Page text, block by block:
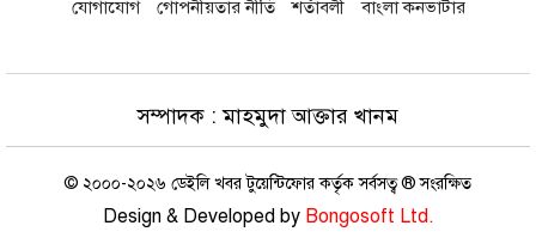
নিয়ে যা বলল জ্বালানি বিভাগ
মার্কিন যুক্তরাষ্ট্র শর্ত না মানলে খুলবে না
হরমুজ প্রণালি : আইআরজিসি
তুরস্ক-সৌদি-পাকিস্তানের প্রতিরক্ষা চুক্তিতে
যোগাযোগ গোপনীয়তার নীতি শর্তাবলী বাংলা কনভার্টার
সম্পাদক : মাহমুদা আক্তার খানম
© ২০০০-২০২৬ ডেইলি খবর টুয়েন্টিফোর কর্তৃক সর্বসত্ব ® সংরক্ষিত
Design & Developed by Bongosoft Ltd.